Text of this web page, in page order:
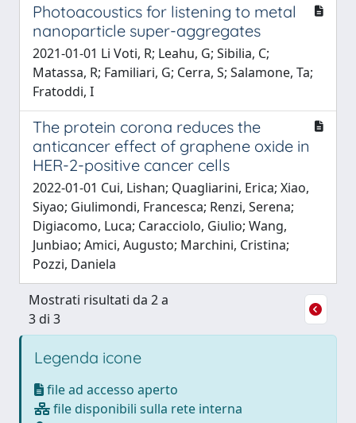
Photoacoustics for listening to metal
nanoparticle super-aggregates
2021-01-01 Li Voti, R; Leahu, G; Sibilia, C;
Matassa, R; Familiari, G; Cerra, S; Salamone, Ta;
Fratoddi, I
The protein corona reduces the
anticancer effect of graphene oxide in
HER-2-positive cancer cells
2022-01-01 Cui, Lishan; Quagliarini, Erica; Xiao,
Siyao; Giulimondi, Francesca; Renzi, Serena;
Digiacomo, Luca; Caracciolo, Giulio; Wang,
Junbiao; Amici, Augusto; Marchini, Cristina;
Pozzi, Daniela
Mostrati risultati da 2 a
3 di 3
Legenda icone
file ad accesso aperto
file disponibili sulla rete interna